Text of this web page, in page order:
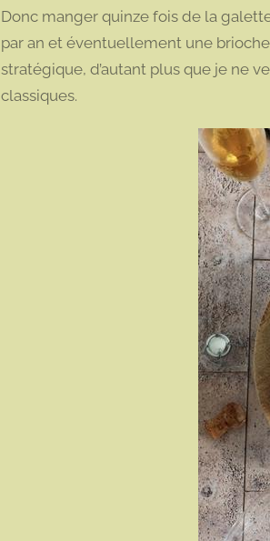
Donc manger quinze fois de la
par an et éventuellement une
stratégique, d’autant plus que je ne
classiques.